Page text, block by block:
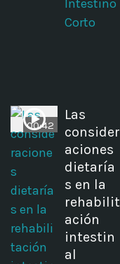
Intestino
Corto
00:42
Las
consider
aciones
dietaría
s en la
rehabilit
ación
intestin
al